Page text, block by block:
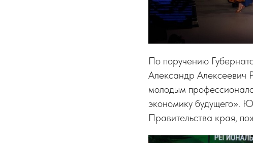
По поручению
Александр Алексеевич
молодым
экономику будущего».
Правительства края,